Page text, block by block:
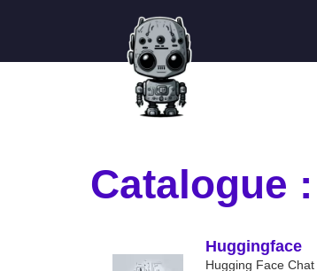
Catalogue
Huggingface
Hugging Face